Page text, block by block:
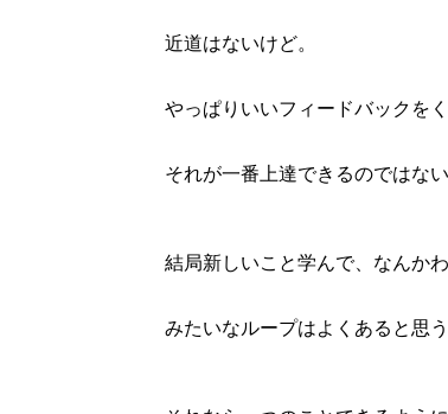
近道はないけど。
やっぱりいいフィードバックを
それが一番上達できるのではない
結局新しいこと学んで、なんか
みたいなループはよくあると思う